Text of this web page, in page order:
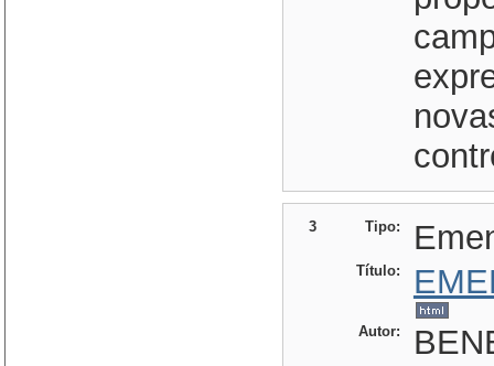
3 Tipo:
Título:
Autor: